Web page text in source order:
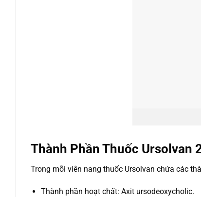
Thành Phần Thuốc Ursolvan
Trong mỗi viên nang thuốc Ursolvan chứa các
Thành phần hoạt chất: Axit ursodeoxycholic.